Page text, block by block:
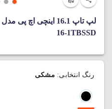
16-1TBSSD
رنگ انتخابی: مشکی